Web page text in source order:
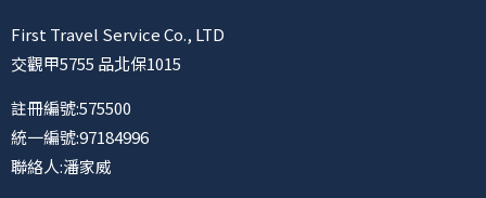
First Travel Service Co., LTD
交觀甲5755 品北保1015
註冊編號:575500
統一編號:97184996
聯絡人:潘家威